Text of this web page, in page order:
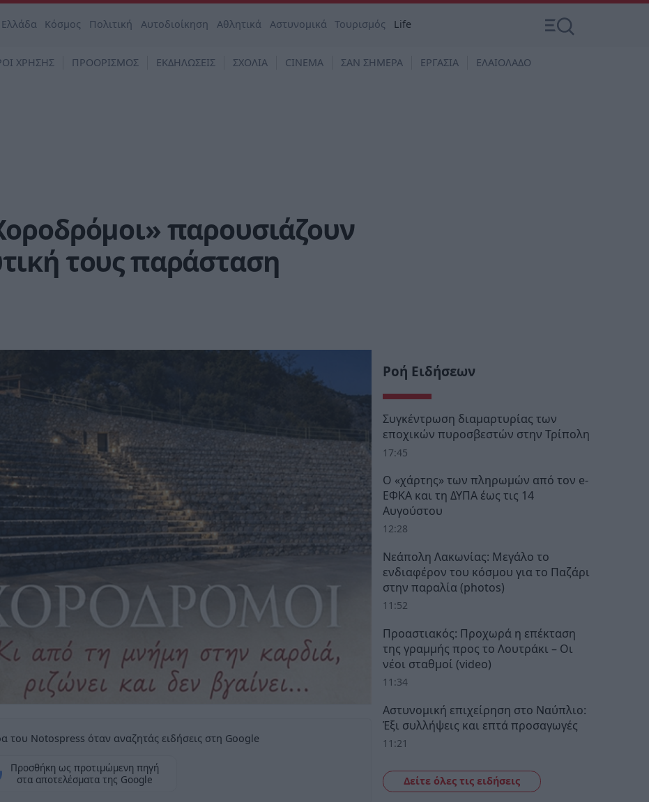
Ελλάδα Κόσμος Πολιτική Αυτοδιοίκηση Αθλητικά Αστυνομικά Τουρισμός Life
ΧΡΗΣΗΣ ΠΡΟΟΡΙΣΜΟΣ ΕΚΔΗΛΩΣΕΙΣ ΣΧΟΛΙΑ CINEMA ΣΑΝ ΣΗΜΕΡΑ ΕΡΓΑΣΙΑ ΕΛΑΙΟΛΑΔΟ
παρουσιάζουν
τους παράσταση
του Notospress όταν αναζητάς ειδήσεις στη Google
Προσθήκη ως προτιμώμενη πηγή
στα αποτελέσματα της Google
Ροή Ειδήσεων
Συγκέντρωση διαμαρτυρίας των
εποχικών πυροσβεστών στην Τρίπολη
17:45
Ο «χάρτης» των πληρωμών από τον e-
ΕΦΚΑ και τη ΔΥΠΑ έως τις 14
Αυγούστου
12:28
Νεάπολη Λακωνίας: Μεγάλο το
ενδιαφέρον του κόσμου για το Παζάρι
στην παραλία (photos)
11:52
Προαστιακός: Προχωρά η επέκταση
της γραμμής προς το Λουτράκι – Οι
νέοι σταθμοί (video)
11:34
Αστυνομική επιχείρηση στο Ναύπλιο:
Έξι συλλήψεις και επτά προσαγωγές
11:21
Δείτε όλες τις ειδήσεις